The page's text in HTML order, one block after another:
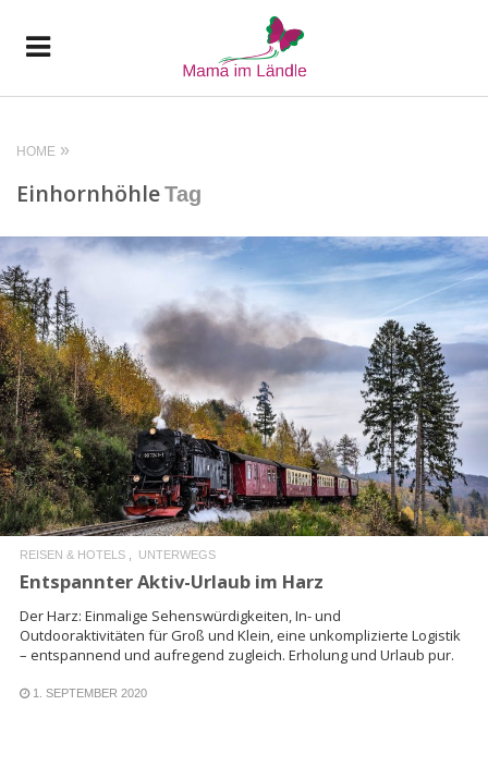
HOME
EinhornhöhleTag
READ MORE
REISEN & HOTELS UNTERWEGS
Entspannter Aktiv-Urlaub im Harz
Der Harz: Einmalige Sehenswürdigkeiten, In- und
Outdooraktivitäten für Groß und Klein, eine unkomplizierte Logistik
– entspannend und aufregend zugleich. Erholung und Urlaub pur.
1. SEPTEMBER 2020